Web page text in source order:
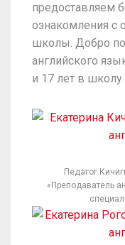
предоставляем
ознакомления с
школы. Добро
английского
и 17 лет в школу
Педагог
«Преподаватель